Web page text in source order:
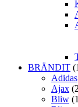
BRÄNDIT
Adidas
Ajax
Bliw